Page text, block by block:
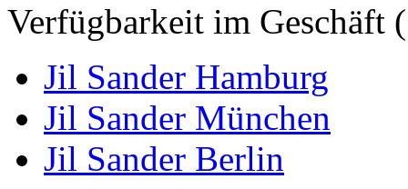
Verfügbarkeit im Geschäft
Jil Sander Hamburg
Jil Sander München
Jil Sander Berlin